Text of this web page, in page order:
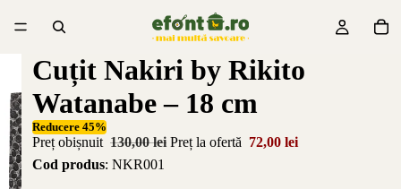
Cuțit Nakiri by Rikito
Watanabe – 18 cm
Reducere 45%
Preț obișnuit 130,00 lei Preț la ofertă 72,00 lei
Cod produs: NKR001